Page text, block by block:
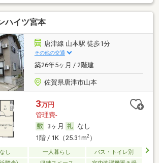
ハイツ宮本
唐津線 山本駅 徒歩1分
その他の交通
築26年5ヶ月 / 2階建
佐賀県唐津市山本
3万円
管理費-
3ヶ月
なし
1階 / 1K（25.31m2）
し 一人暮らし
バス・トイレ別